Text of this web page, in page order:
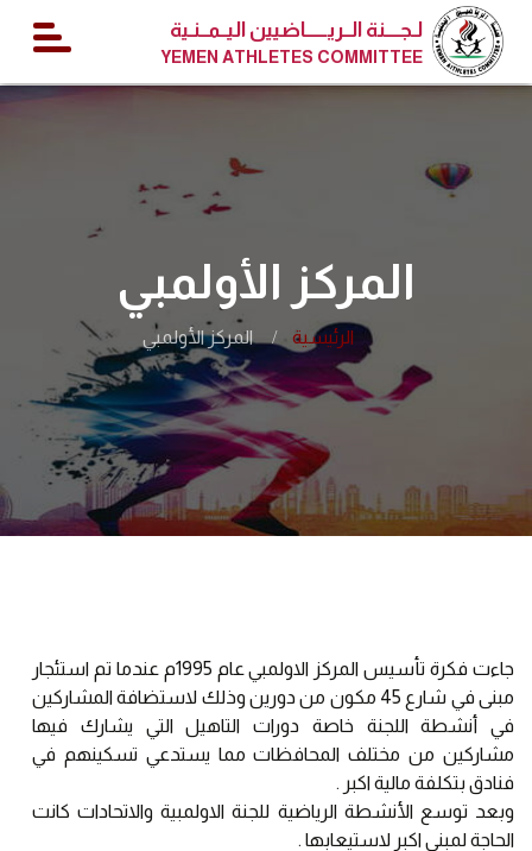
لـجــــنة الــريــــــاضيين اليــمــنـية
YEMEN ATHLETES COMMITTEE
المركز الأولمبي
الرئيسية المركز الأولمبي
جاءت فكرة تأسيس المركز الاولمبي عام 1995م عندما تم استئجار
مبنى في شارع 45 مكون من دورين وذلك لاستضافة المشاركين
في أنشطة اللجنة خاصة دورات التاهيل التي يشارك فيها
مشاركين من مختلف المحافظات مما يستدعي تسكينهم في
فنادق بتكلفة مالية اكبر .
وبعد توسع الأنشطة الرياضية للجنة الاولمبية والاتحادات كانت
الحاجة لمبنى اكبر لاستيعابها .